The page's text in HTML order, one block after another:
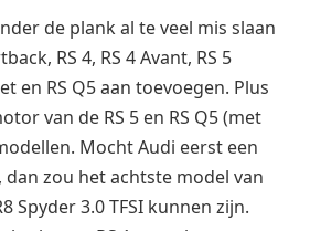
de plank al te veel mis slaan
RS 4, RS 4 Avant, RS 5
en RS Q5 aan toevoegen. Plus
van de RS 5 en RS Q5 (met
Mocht Audi eerst een
dan zou het achtste model van
Spyder 3.0 TFSI kunnen zijn.